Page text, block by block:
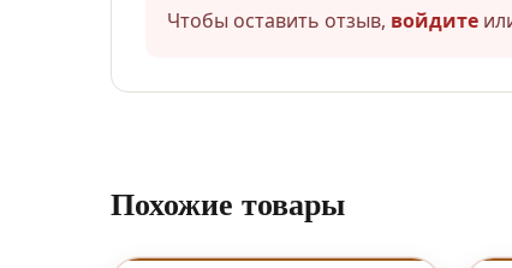
Чтобы оставить отзыв, войдите
Похожие товары